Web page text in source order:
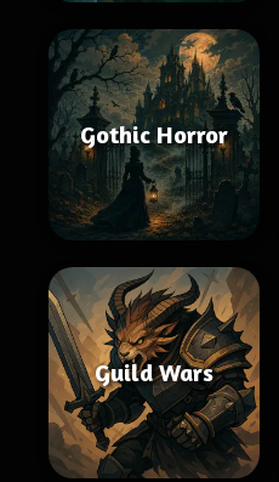
Gothic Horror
Guild Wars